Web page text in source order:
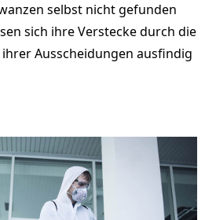
selbst nicht gefunden
sich ihre Verstecke durch die
ihrer Ausscheidungen ausfindig